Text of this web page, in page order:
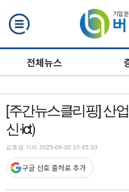
전체뉴스
[주간뉴스클리핑] 산
신∙ict)
김호겸 기자 2025-06-30 10:45:33
구글 선호 출처로 추가